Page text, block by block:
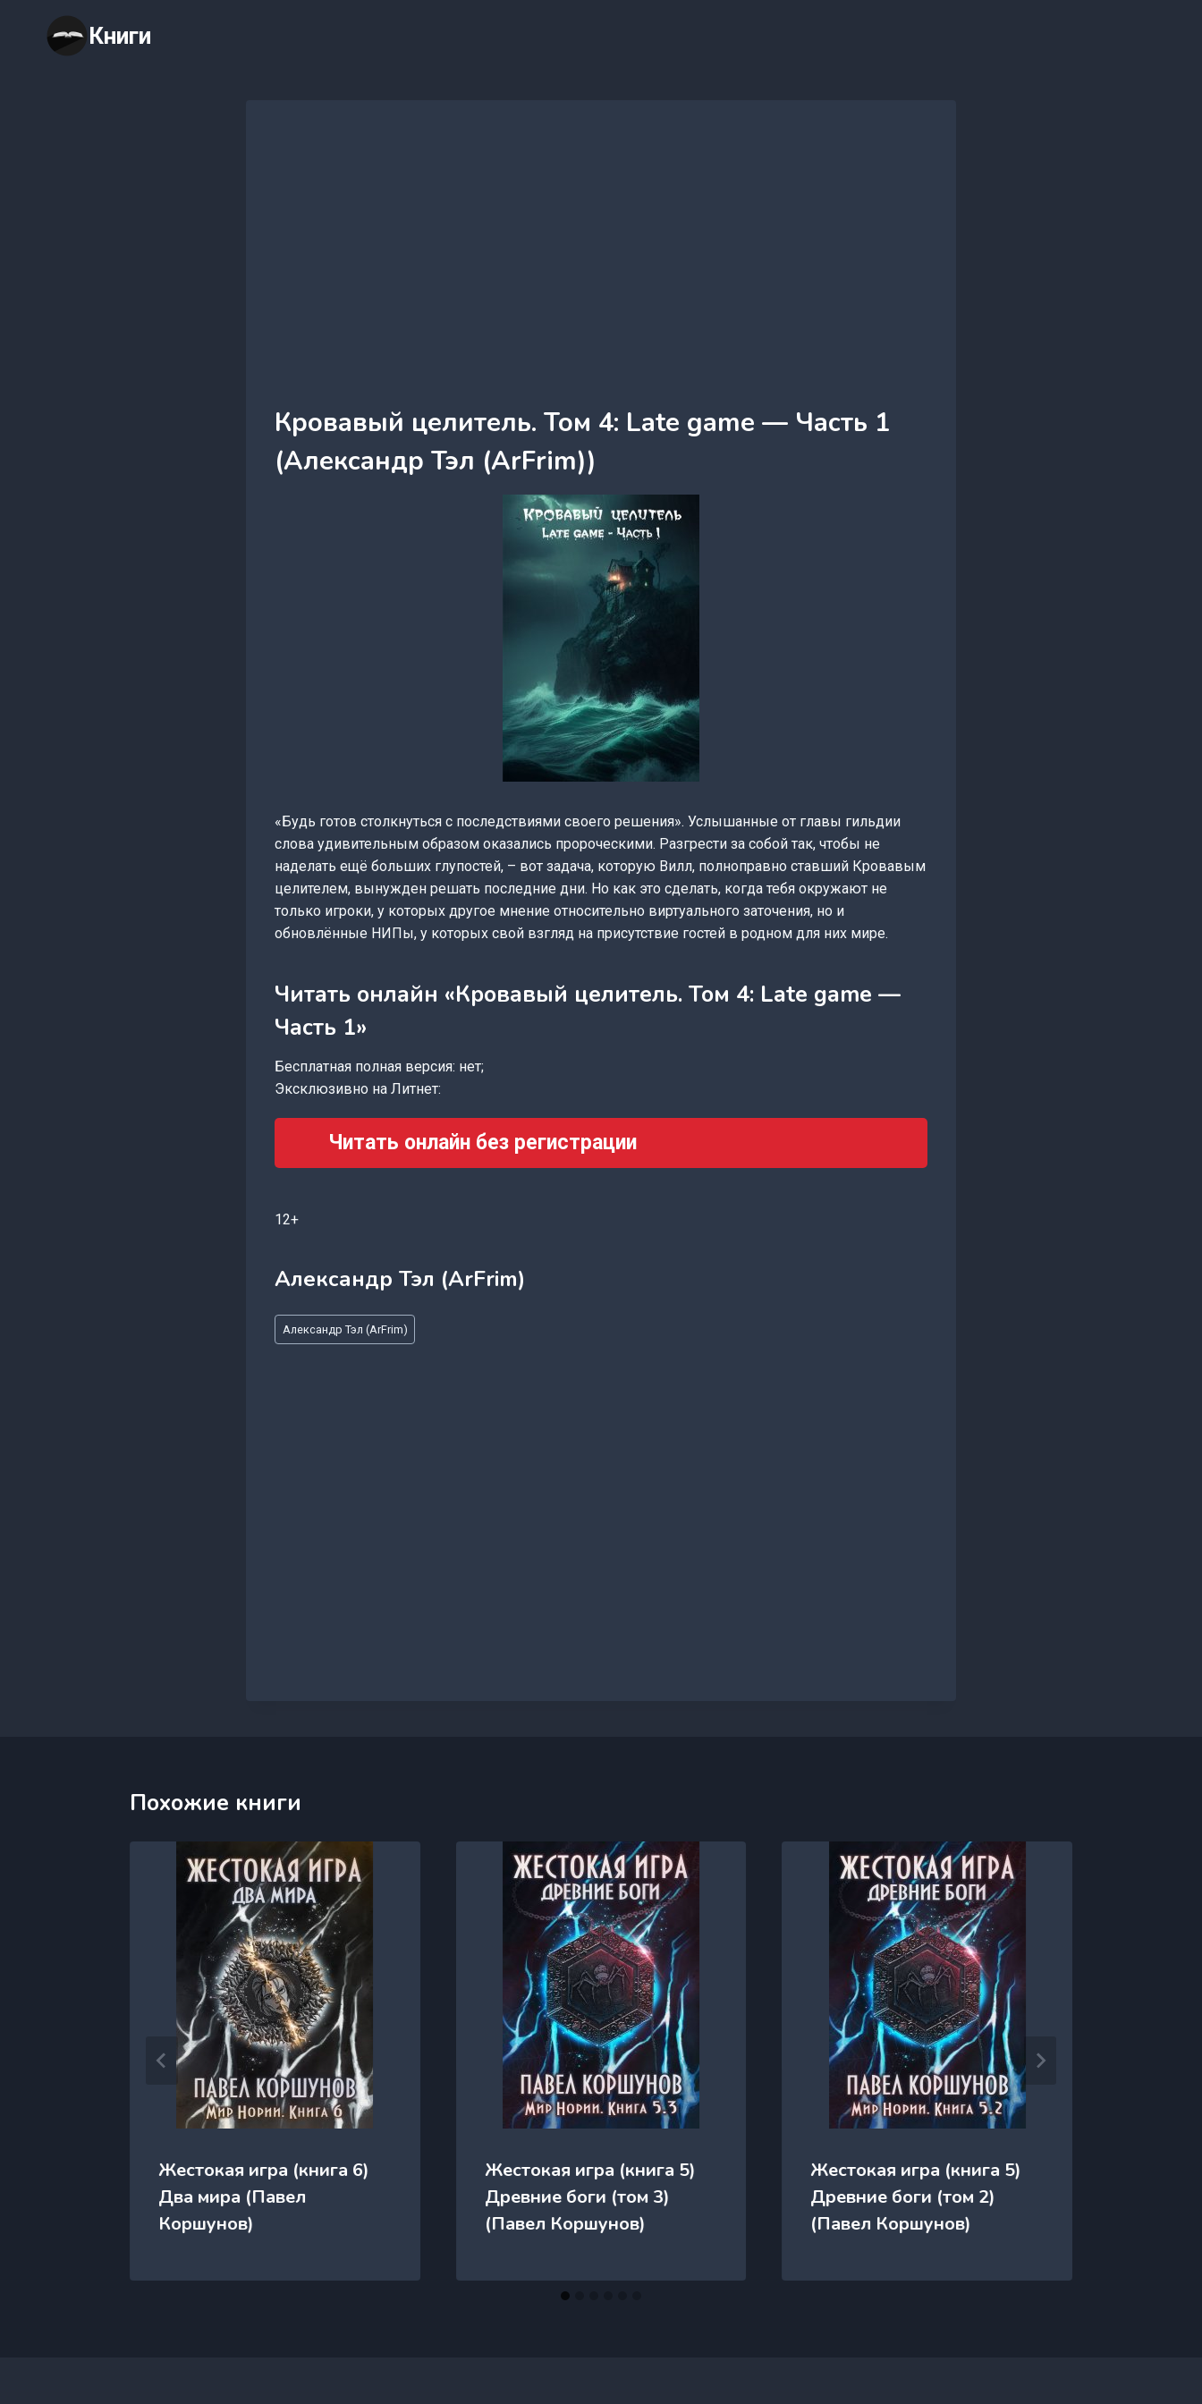
содержимому
Книги
Кровавый целитель. Том 4: Late game — Часть 1
(Александр Тэл (ArFrim))
«Будь готов столкнуться с последствиями своего решения». Услышанные от главы гильдии
слова удивительным образом оказались пророческими. Разгрести за собой так, чтобы не
наделать ещё больших глупостей, – вот задача, которую Вилл, полноправно ставший Кровавым
целителем, вынужден решать последние дни. Но как это сделать, когда тебя окружают не
только игроки, у которых другое мнение относительно виртуального заточения, но и
обновлённые НИПы, у которых свой взгляд на присутствие гостей в родном для них мире.
Читать онлайн «Кровавый целитель. Том 4: Late game —
Часть 1»
Бесплатная полная версия: нет;
Эксклюзивно на Литнет:
Читать онлайн без регистрации
12+
Александр Тэл (ArFrim)
Метки
записи:
Александр Тэл (ArFrim)
Похожие книги
Жестокая игра (книга 6)
Два мира (Павел
Коршунов)
Жестокая игра (книга 5)
Древние боги (том 3)
(Павел Коршунов)
Жестокая игра (книга 5)
Древние боги (том 2)
(Павел Коршунов)